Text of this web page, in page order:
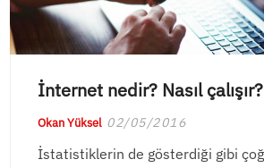
İnternet nedir? Nasıl çalışır?
Okan Yüksel 02/05/2016
İstatistiklerin de gösterdiği gibi